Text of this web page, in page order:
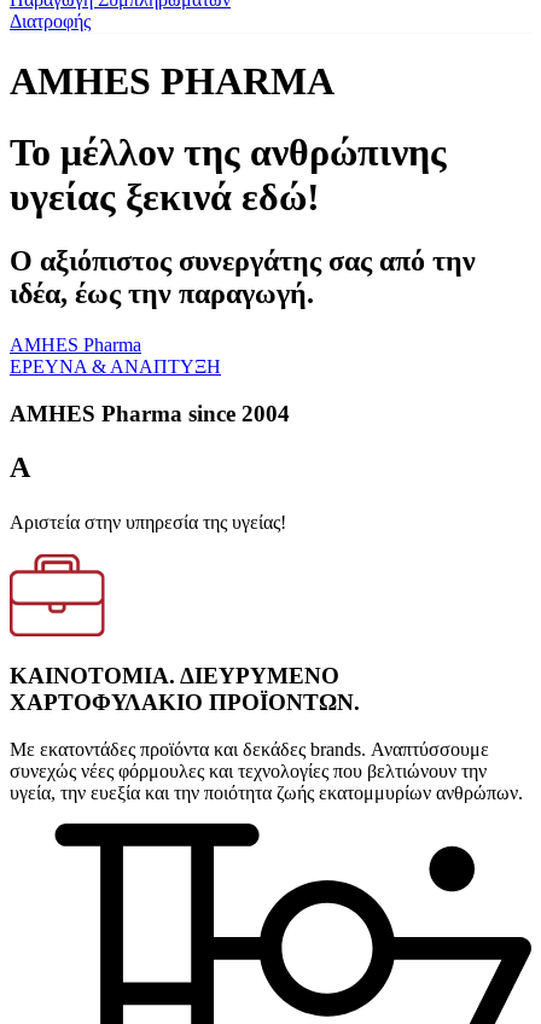
AMHES PHARMA
Το μέλλον της ανθρώπινης
υγείας ξεκινά εδώ!
Ο αξιόπιστος συνεργάτης σας από την
ιδέα, έως την παραγωγή.
AMHES Pharma
ΕΡΕΥΝΑ & ΑΝΑΠΤΥΞΗ
AMHES Pharma since 2004
A
Aριστεία στην υπηρεσία της υγείας!
ΚΑΙΝΟΤΟΜΙΑ. ΔΙΕΥΡΥΜΕΝΟ
ΧΑΡΤΟΦΥΛΑΚΙΟ ΠΡΟΪΟΝΤΩΝ.
Με εκατοντάδες προϊόντα και δεκάδες brands. Αναπτύσσουμε
συνεχώς νέες φόρμουλες και τεχνολογίες που βελτιώνουν την
υγεία, την ευεξία και την ποιότητα ζωής εκατομμυρίων ανθρώπων.